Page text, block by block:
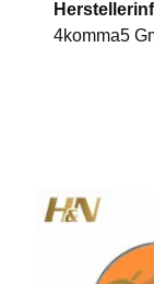
4komma5